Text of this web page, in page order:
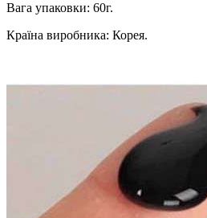
Вага упаковки: 60г.
Країна виробника: Корея.